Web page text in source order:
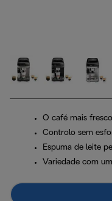
O café mais fresco
Controlo sem
Espuma de leite
Variedade com